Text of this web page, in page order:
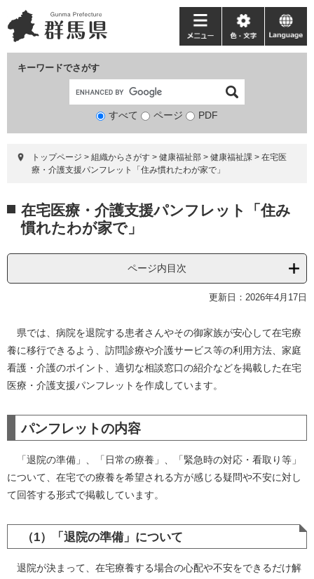
ー
ジ
ニ
ュ
て
キーワードでさがす
検
象
すべて ページ PDF
メ
ニ
ー
色・
文
language
トップページ > 組織からさがす > 健康福祉部 > 健康福祉課 > 在宅医
療・介護支援パンフレット「住み慣れたわが家で」
文 在宅医療・介護支援パンフレット「住み
慣れたわが家で」
ページ内目次
更新日：2026年4月17日
県では、病院を退院する患者さんやその御家族が安心して在宅療
養に移行できるよう、訪問診療や介護サービス等の利用方法、家庭
看護・介護のポイント、適切な相談窓口の紹介などを掲載した在宅
医療・介護支援パンフレットを作成しています。
パンフレットの内容
「退院の準備」、「日常の療養」、「緊急時の対応・看取り等」
について、在宅での療養を希望される方が感じる疑問や不安に対し
て回答する形式で掲載しています。
（1）「退院の準備」について
退院が決まって、在宅療養する場合の心配や不安をできるだけ解